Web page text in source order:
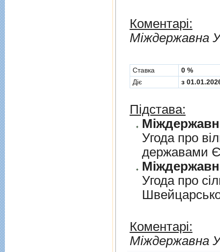
Коментарі:
Мiждержавна
Cтавка
0 %
Діє
з
Підстава:
Угода про
державами
Угода про
Коментарі:
Мiждержавна